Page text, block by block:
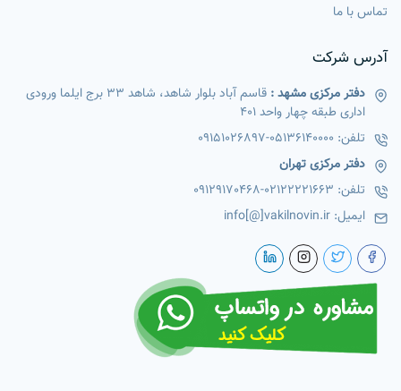
تماس با ما
آدرس شرکت
دفتر مرکزی مشهد :
قاسم آباد بلوار شاهد، شاهد 33 برج ایلما ورودی
اداری طبقه چهار واحد 401
تلفن: 05136140000
-
09151026897
دفتر مرکزی تهران
تلفن: 02122221663
-
09129170468
ایمیل: info[@]vakilnovin.ir